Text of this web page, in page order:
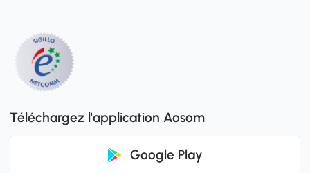
Téléchargez l'application Aosom
Google Play